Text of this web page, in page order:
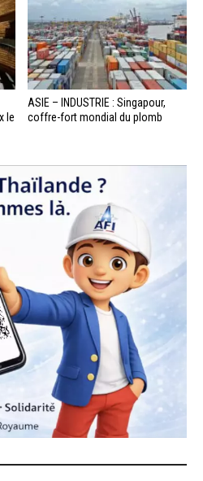
le
ASIE – INDUSTRIE : Singapour,
coffre-fort mondial du plomb